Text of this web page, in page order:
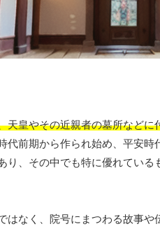
天皇やその近親者の墓所など
代前期から作られ始め、平安
り、その中でも特に優れてい
はなく、院号にまつわる故事